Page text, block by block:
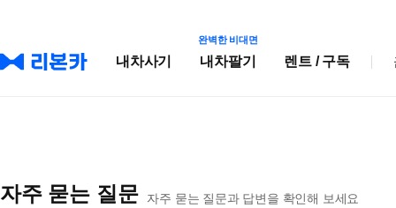
내차사기
완벽한 비대면
내차팔기 렌트 / 구독
자주 묻는 질문 자주 묻는 질문과 답변을 확인해 보세요